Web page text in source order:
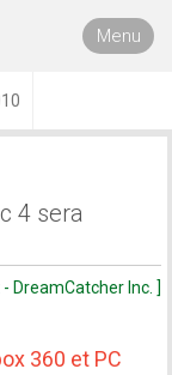
Menu
4 sera
DreamCatcher Inc. ]
360 et PC